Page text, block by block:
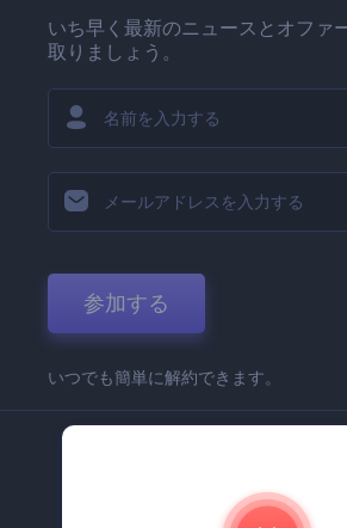
いち早く最新のニュースとオファ
取りましょう。
参加する
いつでも簡単に解約できます。
Renderforest 企業情報